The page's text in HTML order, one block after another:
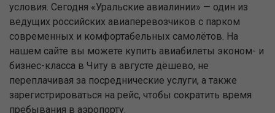
условия. Сегодня «Уральские авиалинии» — один из
ведущих российских авиаперевозчиков с парком
современных и комфортабельных самолётов. На
нашем сайте вы можете купить авиабилеты эконом- и
бизнес-класса в Читу в августе дёшево, не
переплачивая за посреднические услуги, а также
зарегистрироваться на рейс, чтобы сократить время
пребывания в аэропорту.